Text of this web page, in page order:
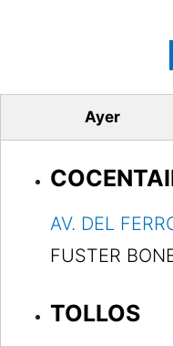
Ayer
AV. DEL
FUSTER
TOLLOS